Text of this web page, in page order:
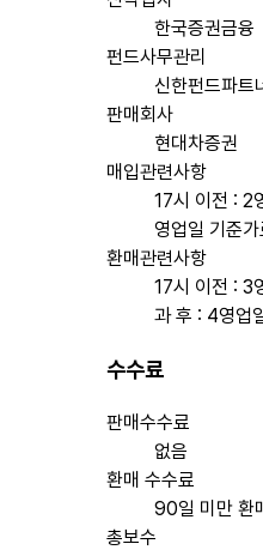
한국증권금융
펀드사무관리
신한펀드파트
판매회사
현대차증권
매입관련사항
17시 이전 : 2
영업일 기준
환매관련사항
17시 이전 : 3
과 후 : 4영업
수수료
판매수수료
없음
환매 수수료
90일 미만 환
총보수